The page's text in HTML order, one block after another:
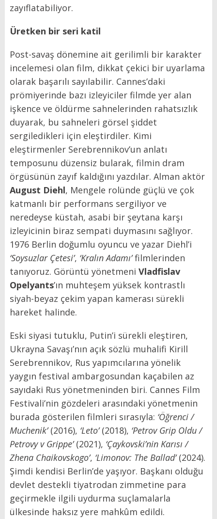
zayıflatabiliyor.
Üretken bir seri katil
Post-savaş dönemine ait gerilimli bir karakter
incelemesi olan film, dikkat çekici bir uyarlama
olarak başarılı sayılabilir. Cannes’daki
prömiyerinde bazı izleyiciler filmde yer alan
işkence ve öldürme sahnelerinden rahatsızlık
duyarak, bu sahneleri görsel şiddet
sergiledikleri için eleştirdiler. Kimi
eleştirmenler Serebrennikov’un anlatı
temposunu düzensiz bularak, filmin dram
örgüsünün zayıf kaldığını yazdılar. Alman aktör
August Diehl, Mengele rolünde güçlü ve çok
katmanlı bir performans sergiliyor ve
neredeyse küstah, asabi bir şeytana karşı
izleyicinin biraz sempati duymasını sağlıyor.
1976 Berlin doğumlu oyuncu ve yazar Diehl’i
‘Soysuzlar Çetesi’, ‘Kralın Adamı’filmlerinden
tanıyoruz. Görüntü yönetmeni Vladfislav
Opelyants’ın muhteşem yüksek kontrastlı
siyah-beyaz çekim yapan kamerası sürekli
hareket halinde.
Eski siyasi tutuklu, Putin’i sürekli eleştiren,
Ukrayna Savaşı’nın açık sözlü muhalifi Kirill
Serebrennikov, Rus yapımcılarına yönelik
yaygın festival ambargosundan kaçabilen az
sayıdaki Rus yönetmeninden biri. Cannes Film
Festivali’nin gözdeleri arasındaki yönetmenin
burada gösterilen filmleri sırasıyla: ‘Öğrenci /
Muchenik’(2016), ‘Leto’(2018), ‘Petrov Grip Oldu /
Petrovy v Grippe’(2021), ‘Çaykovski’nin Karısı /
Zhena Chaikovskogo’, ‘Limonov: The Ballad’(2024).
Şimdi kendisi Berlin’de yaşıyor. Başkanı olduğu
devlet destekli tiyatrodan zimmetine para
geçirmekle ilgili uydurma suçlamalarla
ülkesinde haksız yere mahkûm edildi.